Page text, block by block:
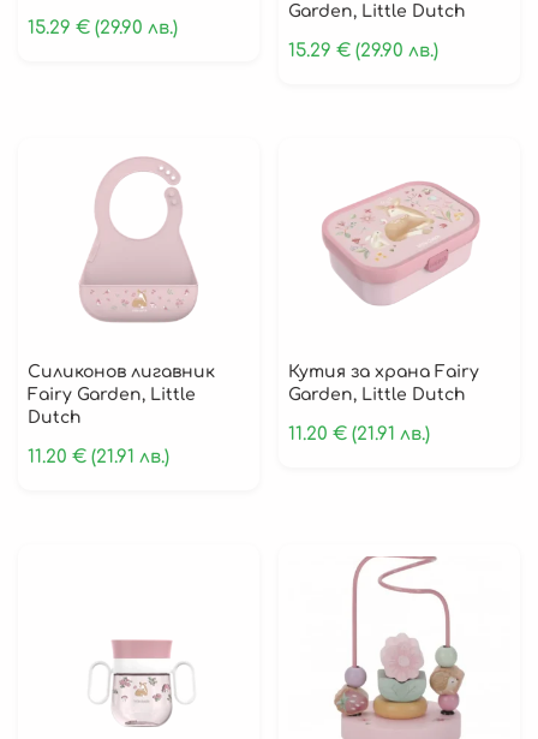
15.29 € (29.90 лв.)
Garden, Little Dutch
15.29€ (29.90 лв.)
Силиконов лигавник
Fairy Garden, Little
Dutch
11.20 € (21.91 лв.)
Кутия за храна Fairy
Garden, Little Dutch
11.20€ (21.91 лв.)